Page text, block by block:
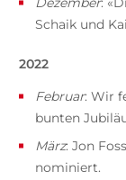
Schaik und
2022
Februar: Wir
bunten
März: Jon
nominiert.